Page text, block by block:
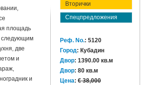
площадь
следующим
две
и
и
Вторички
Спецпредложения
Реф. No.: 5120
Город: Кубадин
Двор: 1390.00 кв.м
Двор: 80 кв.м
Цена: € 38,000